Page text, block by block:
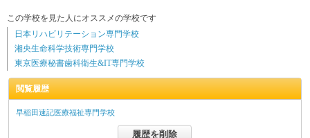
この学校を見た人にオススメの学校です
日本リハビリテーション専門学校
湘央生命科学技術専門学校
東京医療秘書歯科衛生&IT専門学校
閲覧履歴
早稲田速記医療福祉専門学校